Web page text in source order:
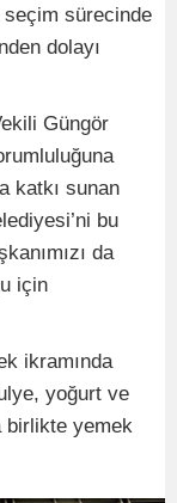
seçim sürecinde
dolayı
Güngör
katkı sunan
bu
da
için
ikramında
yoğurt ve
birlikte yemek